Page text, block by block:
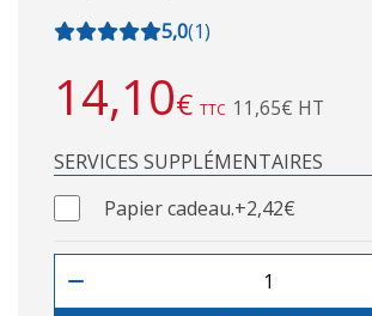
5,0(1)
14,10€ TTC 11,65€ HT
SERVICES SUPPLÉMENTAIRES
Papier cadeau.+2,42€